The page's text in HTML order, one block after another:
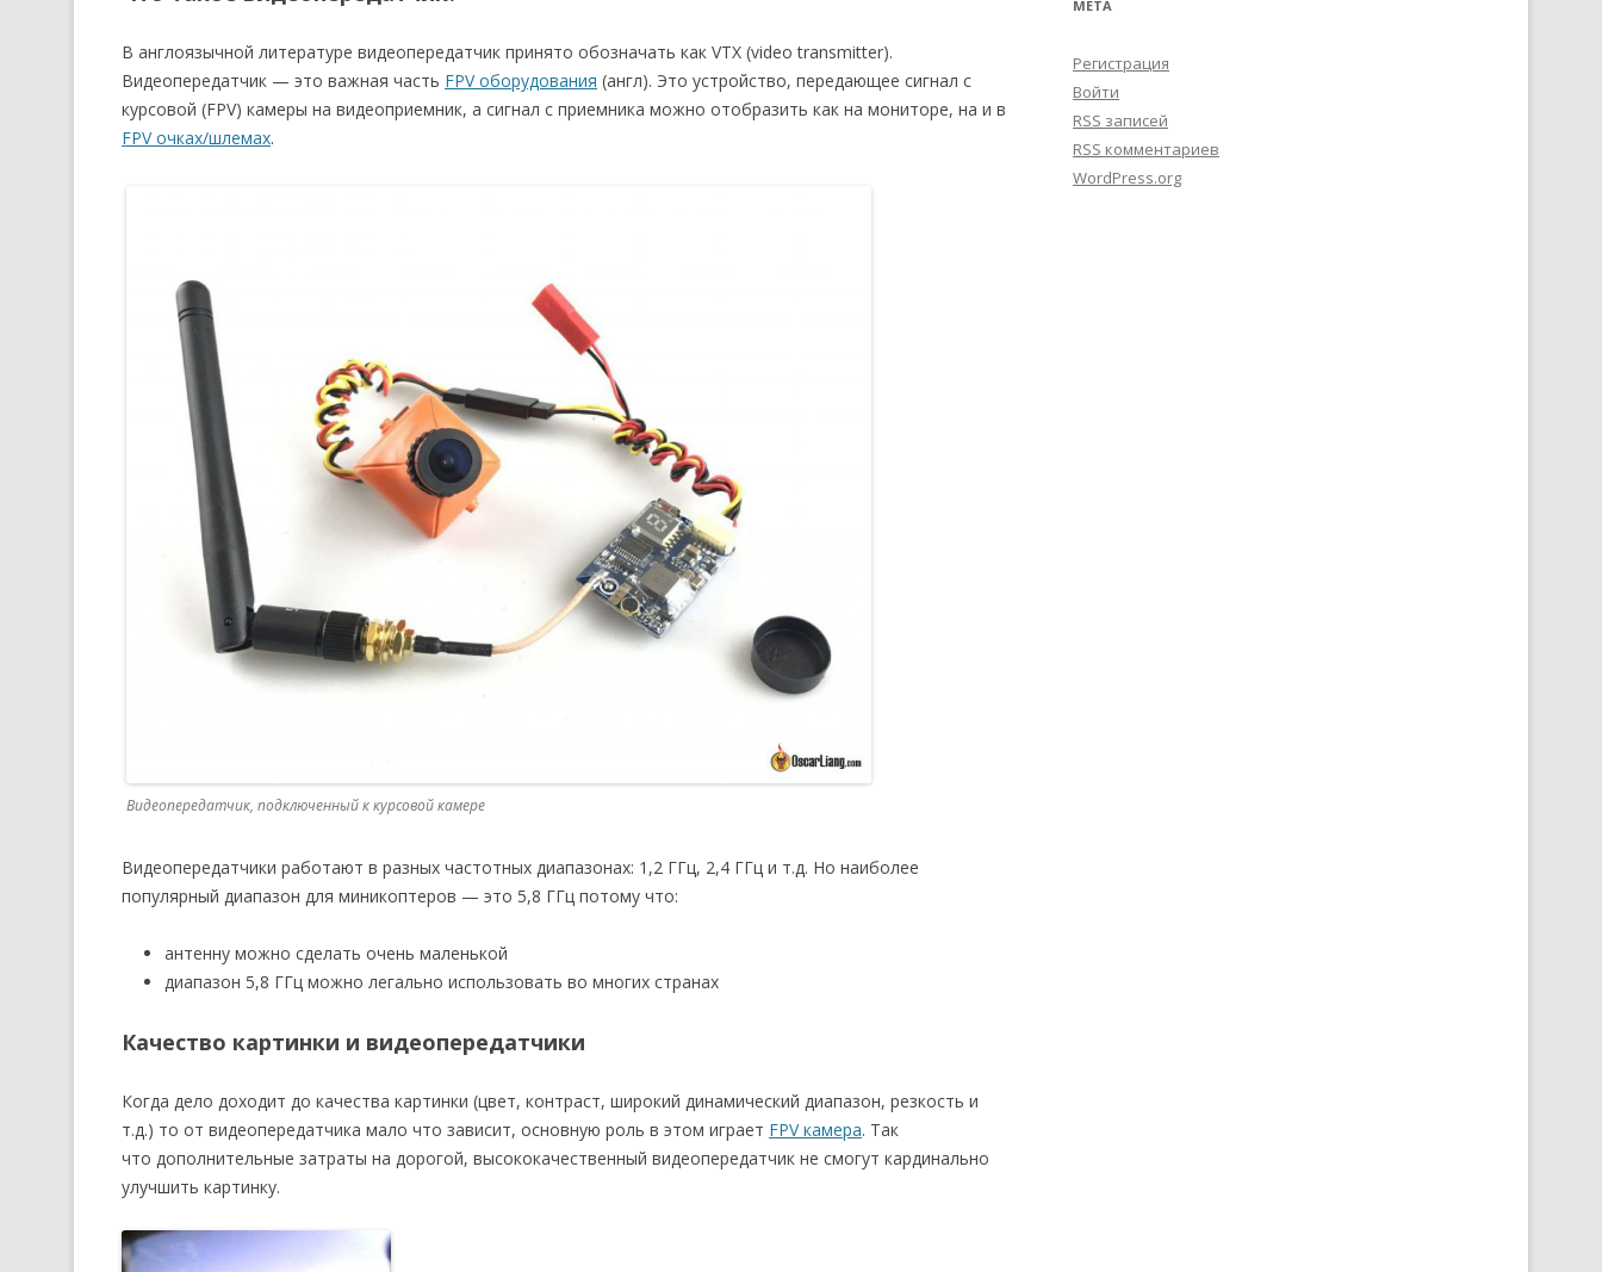
В англоязычной литературе видеопередатчик принято обозначать как VTX (video transmitter).
Видеопередатчик — это важная часть FPV оборудования (англ). Это устройство, передающее сигнал с
курсовой (FPV) камеры на видеоприемник, а сигнал с приемника можно отобразить как на мониторе, на и в
FPV очках/шлемах.
Видеопередатчик, подключенный к курсовой камере
Видеопередатчики работают в разных частотных диапазонах: 1,2 ГГц, 2,4 ГГц и т.д. Но наиболее
популярный диапазон для миникоптеров — это 5,8 ГГц потому что:
антенну можно сделать очень маленькой
диапазон 5,8 ГГц можно легально использовать во многих странах
Качество картинки и видеопередатчики
Когда дело доходит до качества картинки (цвет, контраст, широкий динамический диапазон, резкость и
т.д.) то от видеопередатчика мало что зависит, основную роль в этом играет FPV камера. Так
что дополнительные затраты на дорогой, высококачественный видеопередатчик не смогут кардинально
улучшить картинку.
МЕТА
Регистрация
Войти
RSS записей
RSS комментариев
WordPress.org